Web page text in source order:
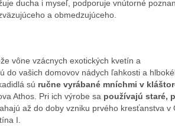
ducha i myseľ, podporuje vnútorné
a obmedzujúceho.
vône vzácnych exotických kvetín a
do vašich domovov nádych ľahkosti a
sú ručne vyrábané mníchmi v
Athos. Pri ich výrobe sa používajú staré,
až do doby vzniku prvého kresťanstva v
I.